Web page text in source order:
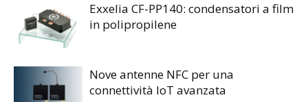
Exxelia CF-PP140: condensatori a film
in polipropilene
Nove antenne NFC per una
connettività IoT avanzata